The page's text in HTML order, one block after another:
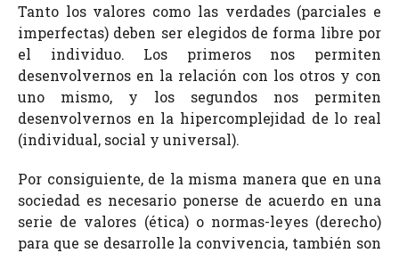
Tanto los valores como las verdades (parciales e
imperfectas) deben ser elegidos de forma libre por
el individuo. Los primeros nos permiten
desenvolvernos en la relación con los otros y con
uno mismo, y los segundos nos permiten
desenvolvernos en la hipercomplejidad de lo real
(individual, social y universal).
Por consiguiente, de la misma manera que en una
sociedad es necesario ponerse de acuerdo en una
serie de valores (ética) o normas-leyes (derecho)
para que se desarrolle la convivencia, también son